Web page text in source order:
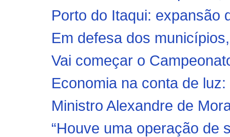
Porto do Itaqui: expansão
Em defesa dos
Vai começar o
Economia na conta de
Ministro Alexandre de
“Houve uma operação de